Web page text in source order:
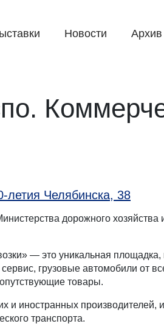
Новости Архив
летия Челябинска, 38
дорожного
— это уникальная
грузовые автомобили от
товары.
и иностранных
транспорта.